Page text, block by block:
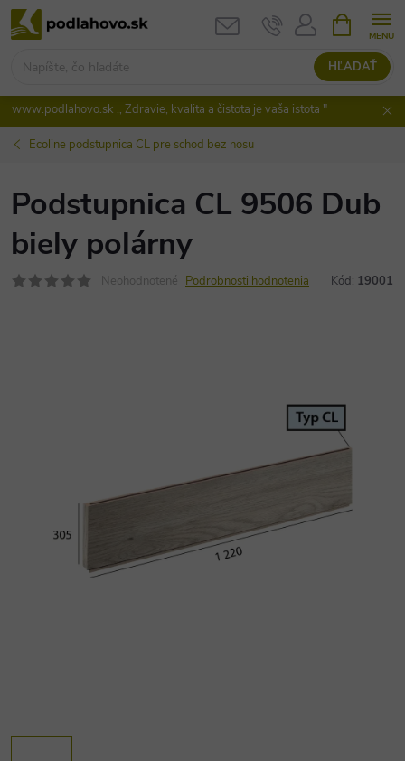
Prejsť
na
HĽADAŤ
KOŠÍK
www.podlahovo.sk ,, Zdravie, kvalita a čistota je vaša istota "
Ecoline podstupnica CL pre schod bez nosu
Podstupnica CL 9506 Dub
biely polárny
Neohodnotené Podrobnosti hodnotenia Kód: 19001